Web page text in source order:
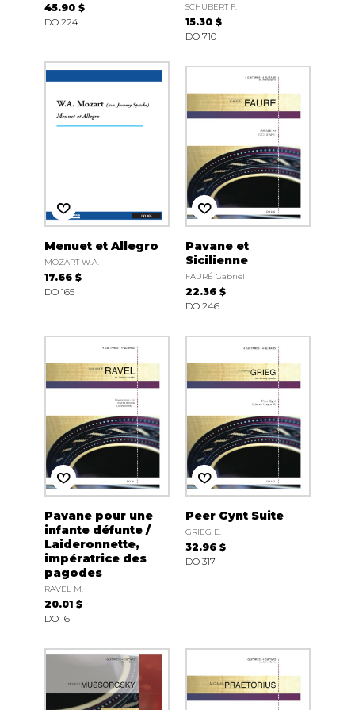
45.90 $
DO 224
SCHUBERT F.
15.30 $
DO 710
Menuet et Allegro
MOZART W.A.
17.66 $
DO 165
Pavane et
Sicilienne
FAURÉ Gabriel
22.36 $
DO 246
Pavane pour une
infante défunte /
Laideronnette,
impératrice des
pagodes
RAVEL M.
20.01 $
DO 16
Peer Gynt Suite
GRIEG E.
32.96 $
DO 317